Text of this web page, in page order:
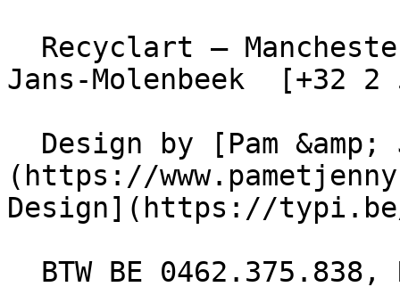
Jans-Molenbeek  [+32
(https://
Design](https://